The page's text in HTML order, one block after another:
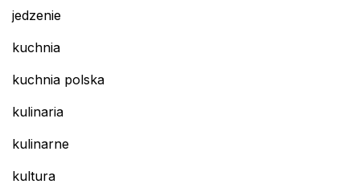
jedzenie
kuchnia
kuchnia polska
kulinaria
kulinarne
kultura